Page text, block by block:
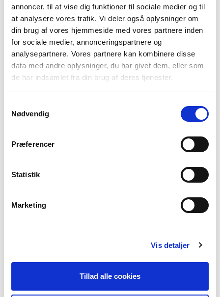
annoncer, til at vise dig funktioner til sociale medier og til
at analysere vores trafik. Vi deler også oplysninger om
din brug af vores hjemmeside med vores partnere inden
for sociale medier, annonceringspartnere og
analysepartnere. Vores partnere kan kombinere disse
data med andre oplysninger, du har givet dem, eller som
de har indsamlet fra din brug af deres tjenester.
Nødvendig
Præferencer
Statistik
Marketing
Vis detaljer
Tillad alle cookies
Det kan føles ensomt og uoverskueligt, når éns barn
eller en anden, man holder af, har
Bedre Psykiatri forstår vi din kamp og din bekymring.
Derfor er vi her for dig – med rådgivning, kurser og
fællesskaber, der giver dig støtte, viden og håb.